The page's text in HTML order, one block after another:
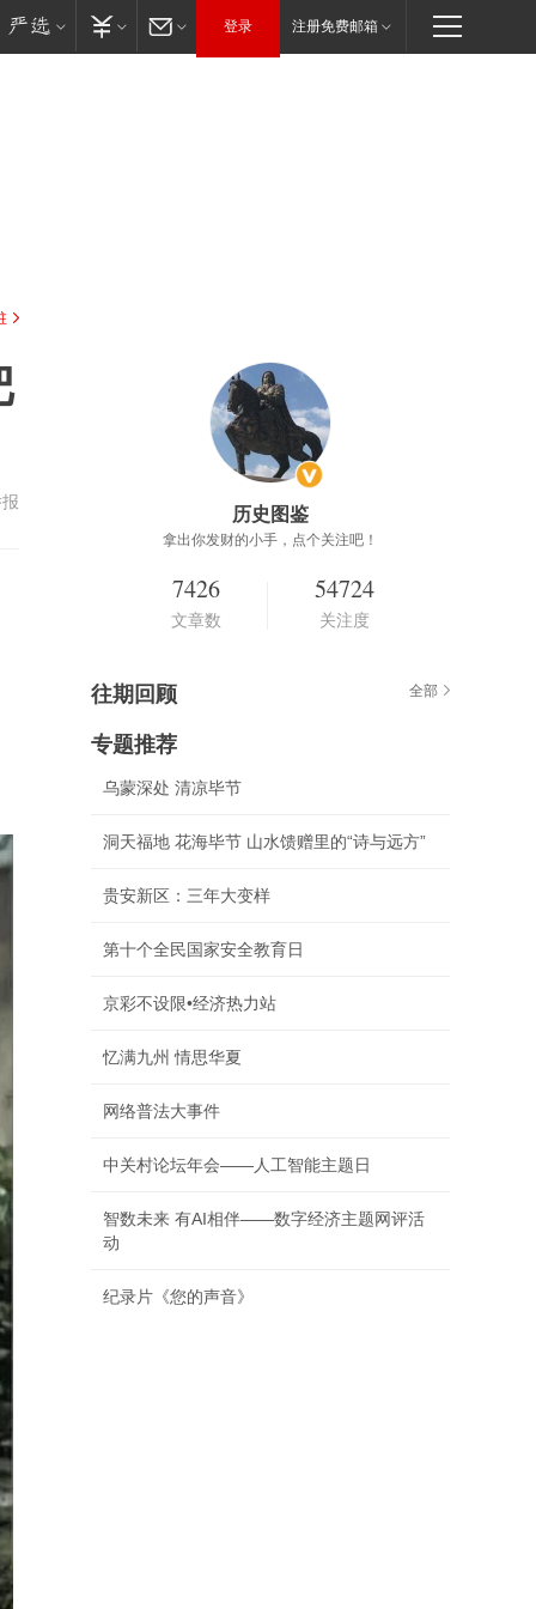
登录 注册免费邮箱
历史图鉴
拿出你发财的小手，点个关注吧！
7426
文章数
54724
关注度
往期回顾 全部
专题推荐
乌蒙深处 清凉毕节
洞天福地 花海毕节 山水馈赠里的“诗与远方”
贵安新区：三年大变样
第十个全民国家安全教育日
京彩不设限•经济热力站
忆满九州 情思华夏
网络普法大事件
中关村论坛年会——人工智能主题日
智数未来 有AI相伴——数字经济主题网评活
动
纪录片《您的声音》